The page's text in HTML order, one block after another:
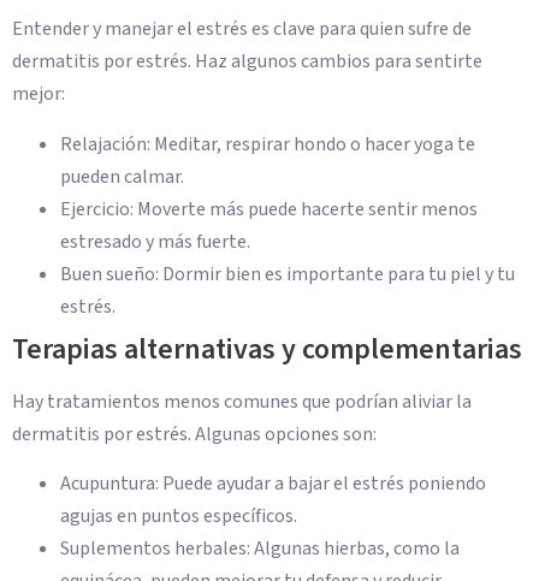
Entender y manejar el estrés es clave para quien sufre de
dermatitis por estrés. Haz algunos cambios para sentirte
mejor:
Relajación: Meditar, respirar hondo o hacer yoga te
pueden calmar.
Ejercicio: Moverte más puede hacerte sentir menos
estresado y más fuerte.
Buen sueño: Dormir bien es importante para tu piel y tu
estrés.
Terapias alternativas y complementarias
Hay tratamientos menos comunes que podrían aliviar la
dermatitis por estrés. Algunas opciones son:
Acupuntura: Puede ayudar a bajar el estrés poniendo
agujas en puntos específicos.
Suplementos herbales: Algunas hierbas, como la